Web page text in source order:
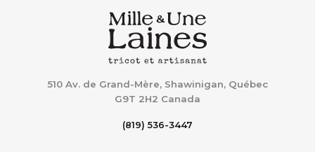
510 Av. de Grand-Mère, Shawinigan, Québec
G9T 2H2 Canada
(819) 536-3447